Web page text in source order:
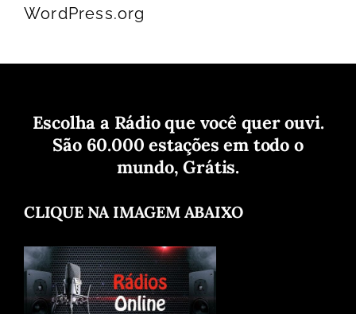
WordPress.org
Escolha a Rádio que você quer ouvi.
São 60.000 estações em todo o
mundo, Grátis.
CLIQUE NA IMAGEM ABAIXO